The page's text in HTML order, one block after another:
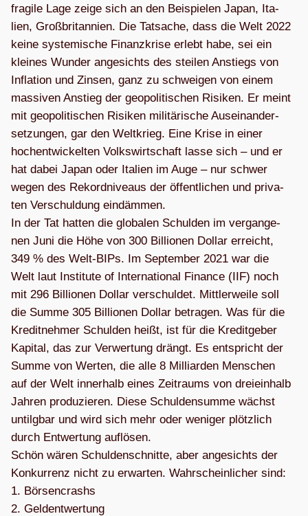
fra­gile Lage zeige sich an den Bei­spie­len Japan, Ita­
lien, Groß­bri­tan­nien. Die Tat­sa­che, dass die Welt 2022
keine sys­te­mi­sche Finanz­krise erlebt habe, sei ein
klei­nes Wun­der ange­sichts des stei­len Anstiegs von
Infla­tion und Zin­sen, ganz zu schwei­gen von einem
mas­si­ven Anstieg der geo­po­li­ti­schen Risi­ken. Er meint
mit geo­po­li­ti­schen Risi­ken mili­tä­ri­sche Aus­ein­an­der­
set­zun­gen, gar den Welt­krieg. Eine Krise in einer
hoch­ent­wi­ckel­ten Volks­wirt­schaft lasse sich – und er
hat dabei Japan oder Ita­lien im Auge – nur schwer
wegen des Rekord­ni­veaus der öffent­li­chen und pri­va­
ten Ver­schul­dung ein­däm­men.
In der Tat hat­ten die glo­ba­len Schul­den im ver­gan­ge­
nen Juni die Höhe von 300 Bil­lio­nen Dol­lar erreicht,
349 % des Welt-BIPs. Im Sep­tem­ber 2021 war die
Welt laut Insti­tute of Inter­na­tio­nal Finance (IIF) noch
mit 296 Bil­lio­nen Dol­lar ver­schul­det. Mitt­ler­weile soll
die Summe 305 Bil­lio­nen Dol­lar betra­gen. Was für die
Kre­dit­neh­mer Schul­den heißt, ist für die Kre­dit­ge­ber
Kapi­tal, das zur Ver­wer­tung drängt. Es ent­spricht der
Summe von Wer­ten, die alle 8 Mil­li­ar­den Men­schen
auf der Welt inner­halb eines Zeit­raums von drei­ein­halb
Jah­ren pro­du­zie­ren. Diese Schul­den­summe wächst
untilg­bar und wird sich mehr oder weni­ger plötz­lich
durch Ent­wer­tung auf­lö­sen.
Schön wären Schul­den­schnitte, aber ange­sichts der
Kon­kur­renz nicht zu erwar­ten. Wahr­schein­li­cher sind:
1. Bör­sen­crashs
2. Geld­ent­wer­tung